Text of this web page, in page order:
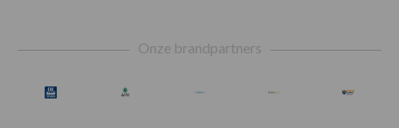
Onze brandpartners